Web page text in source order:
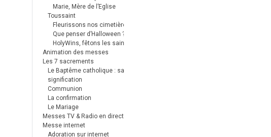
Marie, Mère de l’Eglise
Toussaint
Fleurissons nos cimetières
Que penser d’Halloween ?
HolyWins, fêtons les saints !
Animation des messes
Les 7 sacrements
Le Baptême catholique : sa
signification
Communion
La confirmation
Le Mariage
Messes TV & Radio en direct
Messe internet
Adoration sur internet